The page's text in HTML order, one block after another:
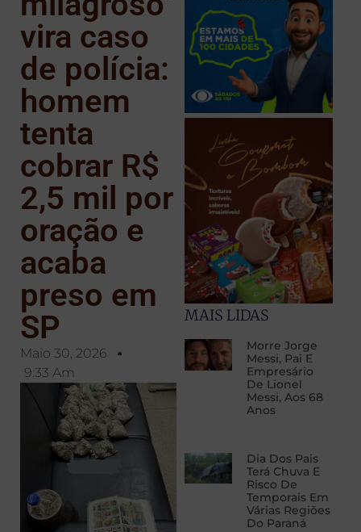
vira caso
de polícia:
homem
tenta
cobrar R$
2,5 mil por
oração e
acaba
preso em
SP
Maio 30, 2026
9:33 Am
MAIS LIDAS
Morre Jorge
Messi, Pai E
Empresário
De Lionel
Messi, Aos 68
Anos
Dia Dos Pais
Terá Chuva E
Risco De
Temporais Em
Várias Regiões
Do Paraná